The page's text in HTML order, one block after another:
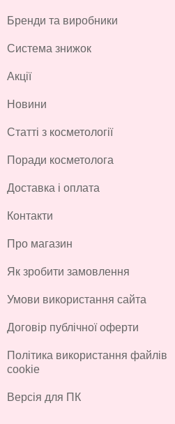
Бренди та виробники
Система знижок
Акції
Новини
Статті з косметології
Поради косметолога
Доставка і оплата
Контакти
Про магазин
Як зробити замовлення
Умови використання сайта
Договір публічної оферти
Політика використання файлів
cookie
Версія для ПК